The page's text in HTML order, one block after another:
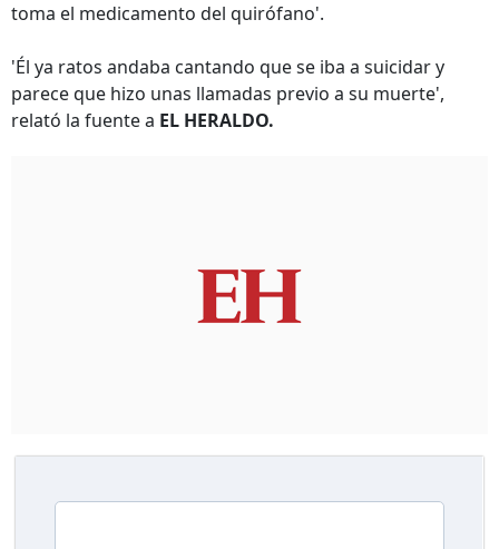
toma el medicamento del quirófano'.
'Él ya ratos andaba cantando que se iba a suicidar y
parece que hizo unas llamadas previo a su muerte',
relató la fuente a EL HERALDO.